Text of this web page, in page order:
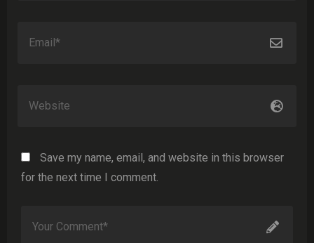
Save my name, email, and website in this browser
for the next time I comment.